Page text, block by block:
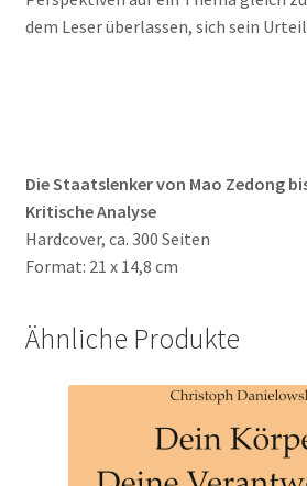
dem Leser überlassen, sich sein
Die Staatslenker von Mao Zedong
Kritische Analyse
Hardcover, ca. 300 Seiten
Format: 21 x 14,8 cm
Ähnliche Produkte